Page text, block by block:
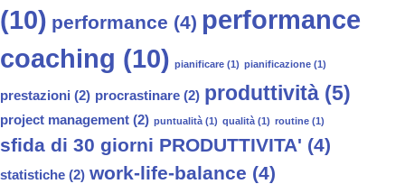
(10) performance (4) performance
coaching (10) pianificare (1) pianificazione (1)
prestazioni (2) procrastinare (2) produttività (5)
project management (2) puntualità (1) qualità (1) routine (1)
sfida di 30 giorni PRODUTTIVITA' (4)
statistiche (2) work-life-balance (4)